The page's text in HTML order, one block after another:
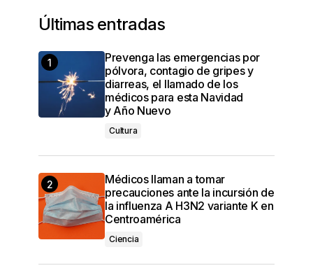
Últimas entradas
Prevenga las emergencias por
pólvora, contagio de gripes y
diarreas, el llamado de los
médicos para esta Navidad
y Año Nuevo
Cultura
Médicos llaman a tomar
precauciones ante la incursión de
la influenza A H3N2 variante K en
Centroamérica
Ciencia